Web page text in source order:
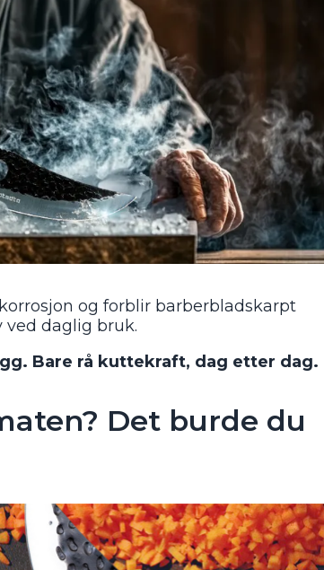
og forblir barberbladskarpt
ved daglig bruk.
Bare rå kuttekraft, dag etter dag.
Det burde du